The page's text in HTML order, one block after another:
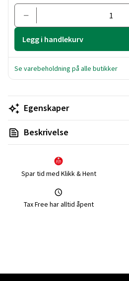
Legg i handlekurv
Se varebeholdning på alle butikker
Egenskaper
Beskrivelse
Spar tid med Klikk & Hent
Tax Free har alltid åpent